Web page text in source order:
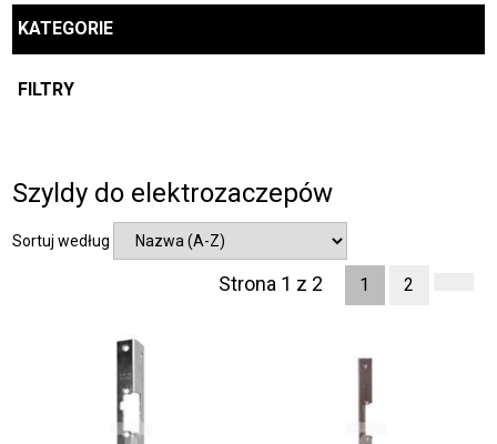
KATEGORIE
FILTRY
Szyldy do elektrozaczepów
Sortuj według
Strona 1 z 2 1 2